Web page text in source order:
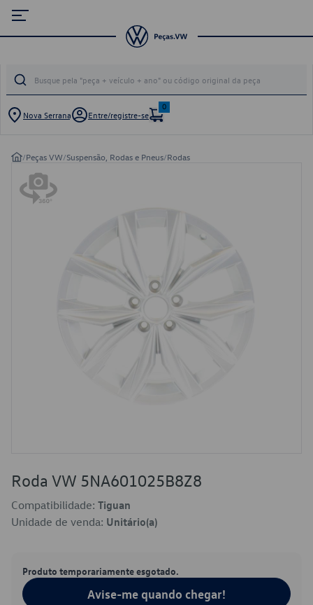
Nova Serrana Entre/registre-se
0
/Peças VW/Suspensão, Rodas e Pneus/Rodas
Roda VW 5NA601025B8Z8
Compatibilidade: Tiguan
Unidade de venda: Unitário(a)
Produto temporariamente esgotado.
Avise-me quando chegar!